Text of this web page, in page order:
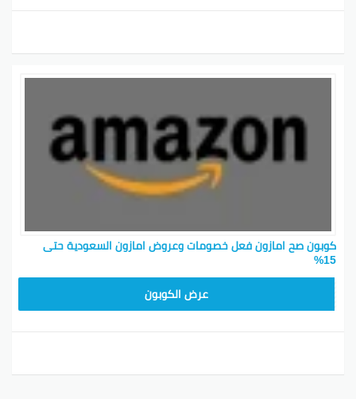
كوبون صح امازون فعل خصومات وعروض امازون السعودية حتى
15%
عرض الكوبون